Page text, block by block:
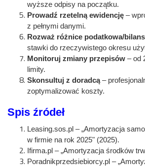
wyższe odpisy na początku.
Prowadź rzetelną ewidencję –
z pełnymi danymi.
Rozważ różnice podatkowa/
stawki do rzeczywistego okresu
Monitoruj zmiany przepisów – od
limity.
Skonsultuj z doradcą–
zoptymalizować koszty.
Spis źródeł
Leasing.sos.pl – „Amortyzacja
w firmie na rok 2025" (2025).
Ifirma.pl – „Amortyzacja środków
Poradnikprzedsiebiorcy.pl –